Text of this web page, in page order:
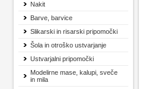
Nakit
Barve, barvice
Slikarski in risarski pripomočki
Šola in otroško ustvarjanje
Ustvarjalni pripomočki
Modelirne mase, kalupi, sveče
in mila